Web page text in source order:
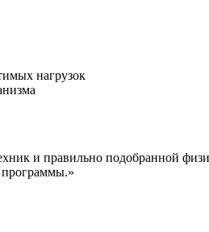
нагрузок
и правильно подобранной
программы.»